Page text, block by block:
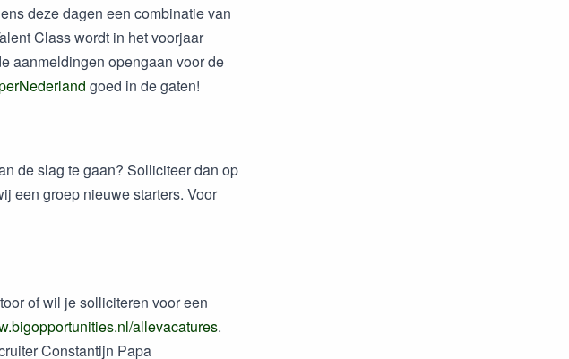
deze dagen een combinatie van
Class wordt in het voorjaar
aanmeldingen opengaan voor de
goed in de gaten!
de slag te gaan? Solliciteer dan op
een groep nieuwe starters. Voor
of wil je solliciteren voor een
allevacatures.
Constantijn Papa